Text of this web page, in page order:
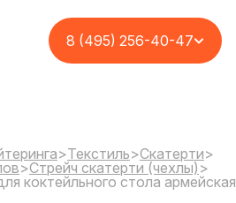
8 (495) 256-40-47
>Текстиль>Cкатерти>
>Стрейч скатерти (чехлы) >
коктейльного стола армейская